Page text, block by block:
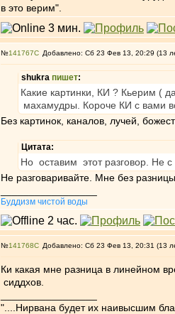
в это верим".
№141767 Добавлено: Сб 23 Фев 13, 20:29 (13
shukra пишет:
Какие картинки, КИ ? Кьерим (
махамудры. Короче КИ с вами
Без картинок, каналов, лучей,
Цитата:
Но оставим этот разговор. Не
Не разговаривайте. Мне без
Буддизм чистой воды
№141768 Добавлено: Сб 23 Фев 13, 20:31 (13
Ки какая мне разница в линейном
сиддхов.
"....Нирвана будет их наивысшим